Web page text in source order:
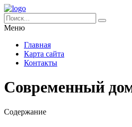
Меню
Главная
Карта сайта
Контакты
Современный
Содержание